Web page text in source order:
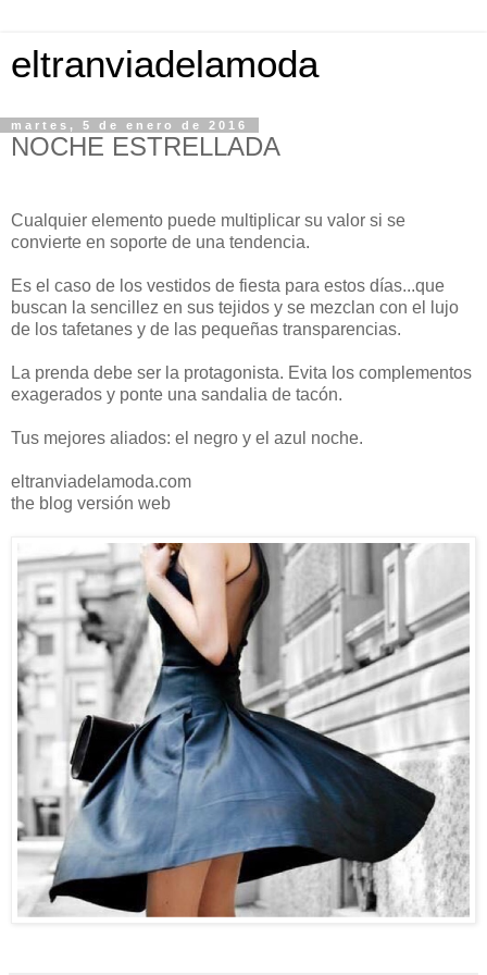
eltranviadelamoda
martes, 5 de enero de 2016
NOCHE ESTRELLADA
Cualquier elemento puede multiplicar su valor si se
convierte en soporte de una tendencia.
Es el caso de los vestidos de fiesta para estos días...que
buscan la sencillez en sus tejidos y se mezclan con el lujo
de los tafetanes y de las pequeñas transparencias.
La prenda debe ser la protagonista. Evita los complementos
exagerados y ponte una sandalia de tacón.
Tus mejores aliados: el negro y el azul noche.
eltranviadelamoda.com
the blog versión web